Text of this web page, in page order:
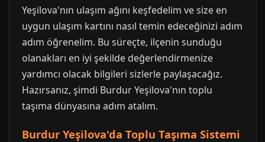
Yeşilova'nın ulaşım ağını keşfedelim ve size en
uygun ulaşım kartını nasıl temin edeceğinizi adım
adım öğrenelim. Bu süreçte, ilçenin sunduğu
olanakları en iyi şekilde değerlendirmenize
yardımcı olacak bilgileri sizlerle paylaşacağız.
Hazırsanız, şimdi Burdur Yeşilova'nın toplu
taşıma dünyasına adım atalım.
Burdur Yeşilova'da Toplu Taşıma Sistemi